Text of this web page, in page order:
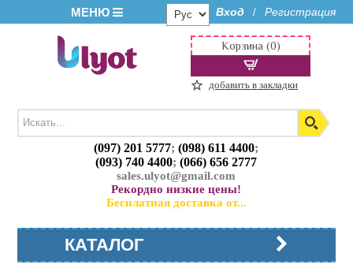
МЕНЮ Вход / Регистрация
(097) 201 5777;(098) 611 4400;
(093) 740 4400;(066) 656 2777
sales.ulyot@gmail.com
Рекордно низкие цены!
Бесплатная доставка от...
Корзина (0)
добавить в закладки
КАТАЛОГ